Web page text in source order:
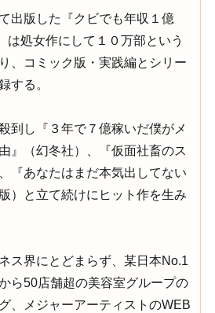
出版した『クビでも年収１億
は処女作にして１０万部という
、コミック版・実践編とシリー
する。
到し『３年で７億稼いだ僕がメ
』（幻冬社）、『仮面社畜のス
『あなたはまだ本気出してない
）と立て続けにヒット作を生み
ス界にとどまらず、某日本No.1
ら50店舗超の美容室グループの
、メジャーアーティストのWEB